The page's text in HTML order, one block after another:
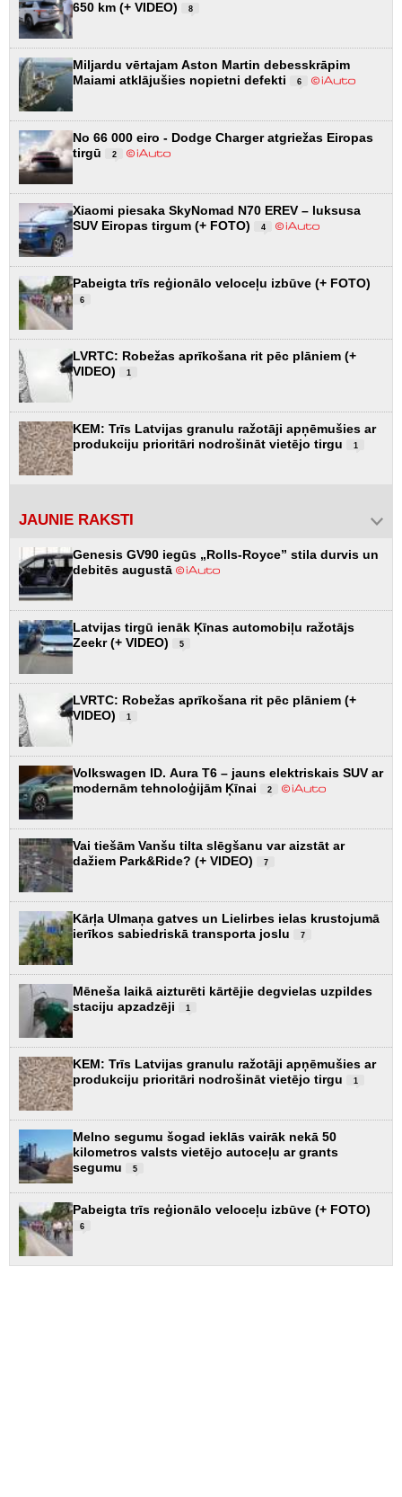
650 km (+ VIDEO) 8
Miljardu vērtajam Aston Martin debesskrāpim
Maiami atklājušies nopietni defekti
6
No 66 000 eiro - Dodge Charger atgriežas Eiropas
tirgū
2
Xiaomi piesaka SkyNomad N70 EREV – luksusa
SUV Eiropas tirgum (+ FOTO)
4
Pabeigta trīs reģionālo veloceļu izbūve (+ FOTO)
6
LVRTC: Robežas aprīkošana rit pēc plāniem (+
VIDEO)
1
KEM: Trīs Latvijas granulu ražotāji apņēmušies ar
produkciju prioritāri nodrošināt vietējo tirgu
1
JAUNIE RAKSTI
Genesis GV90 iegūs „Rolls-Royce” stila durvis un
debitēs augustā
Latvijas tirgū ienāk Ķīnas automobiļu ražotājs
Zeekr (+ VIDEO)
5
LVRTC: Robežas aprīkošana rit pēc plāniem (+
VIDEO)
1
Volkswagen ID. Aura T6 – jauns elektriskais SUV ar
modernām tehnoloģijām Ķīnai
2
Vai tiešām Vanšu tilta slēgšanu var aizstāt ar
dažiem Park&Ride? (+ VIDEO)
7
Kārļa Ulmaņa gatves un Lielirbes ielas krustojumā
ierīkos sabiedriskā transporta joslu
7
Mēneša laikā aizturēti kārtējie degvielas uzpildes
staciju apzadzēji
1
KEM: Trīs Latvijas granulu ražotāji apņēmušies ar
produkciju prioritāri nodrošināt vietējo tirgu
1
Melno segumu šogad ieklās vairāk nekā 50
kilometros valsts vietējo autoceļu ar grants
segumu
5
Pabeigta trīs reģionālo veloceļu izbūve (+ FOTO)
6